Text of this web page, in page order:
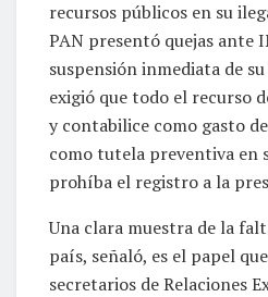
recursos públicos en su
PAN presentó quejas ante
suspensión inmediata de
exigió que todo el recurso
y contabilice como gasto
como tutela preventiva en
prohíba el registro a la
Una clara muestra de la
país, señaló, es el papel
secretarios de Relaciones